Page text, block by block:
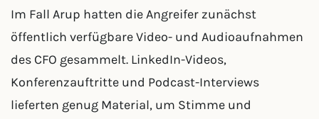
Im Fall Arup hatten die Angreifer zunächst
öffentlich verfügbare Video- und Audioaufnahmen
des CFO gesammelt. LinkedIn-Videos,
Konferenzauftritte und Podcast-Interviews
lieferten genug Material, um Stimme und